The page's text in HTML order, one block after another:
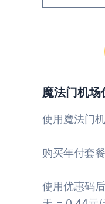
魔法门机场
使用魔法门
购买年付套
使用优惠码